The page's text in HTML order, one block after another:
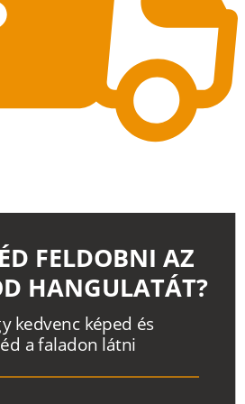
y kedvenc képed és
éd a faladon látni
FELDOBNI AZ
HANGULATÁT?